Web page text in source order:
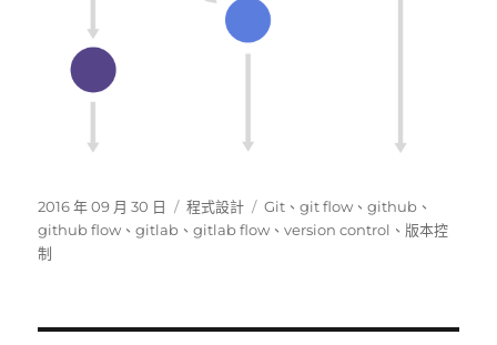
發
佈
日
2016 年 09 月 30 日
分
類
程式設計
標
籤
Git 、git flow 、github 、
github flow 、gitlab 、gitlab flow 、version control 、 版本控
制